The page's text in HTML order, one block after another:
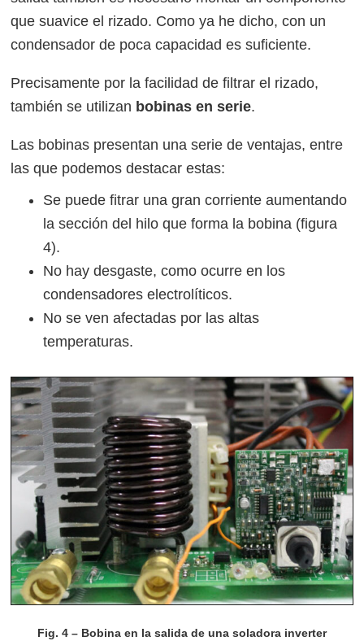
que suavice el rizado. Como ya he dicho, con un
condensador de poca capacidad es suficiente.
Precisamente por la facilidad de filtrar el rizado,
también se utilizan bobinas en serie.
Las bobinas presentan una serie de ventajas, entre
las que podemos destacar estas:
Se puede fitrar una gran corriente aumentando
la sección del hilo que forma la bobina (figura
4).
No hay desgaste, como ocurre en los
condensadores electrolíticos.
No se ven afectadas por las altas
temperaturas.
Fig. 4 – Bobina en la salida de una soladora inverter